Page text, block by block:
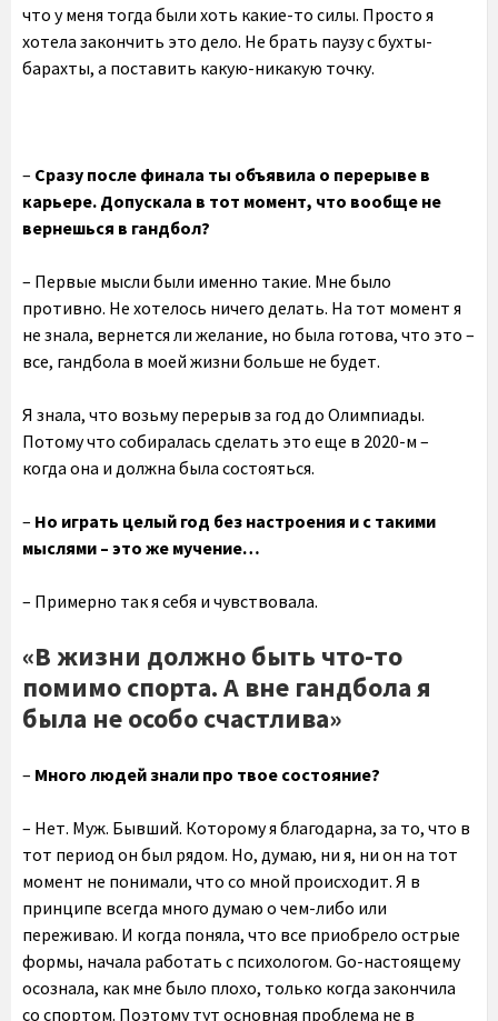
что у меня тогда были хоть какие-то силы. Просто я
хотела закончить это дело. Не брать паузу с бухты-
барахты, а поставить какую-никакую точку.
– Сразу после финала ты объявила о перерыве в
карьере. Допускала в тот момент, что вообще не
вернешься в гандбол?
– Первые мысли были именно такие. Мне было
противно. Не хотелось ничего делать. На тот момент я
не знала, вернется ли желание, но была готова, что это –
все, гандбола в моей жизни больше не будет.
Я знала, что возьму перерыв за год до Олимпиады.
Потому что собиралась сделать это еще в 2020-м –
когда она и должна была состояться.
– Но играть целый год без настроения и с такими
мыслями – это же мучение…
– Примерно так я себя и чувствовала.
«В жизни должно быть что-то
помимо спорта. А вне гандбола я
была не особо счастлива»
– Много людей знали про твое состояние?
– Нет. Муж. Бывший. Которому я благодарна, за то, что в
тот период он был рядом. Но, думаю, ни я, ни он на тот
момент не понимали, что со мной происходит. Я в
принципе всегда много думаю о чем-либо или
переживаю. И когда поняла, что все приобрело острые
формы, начала работать с психологом. Gо-настоящему
осознала, как мне было плохо, только когда закончила
со спортом. Поэтому тут основная проблема не в